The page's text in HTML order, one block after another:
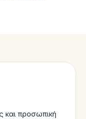
και προσωπική